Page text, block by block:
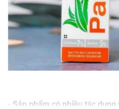
- Sản phẩm có nhiều tác